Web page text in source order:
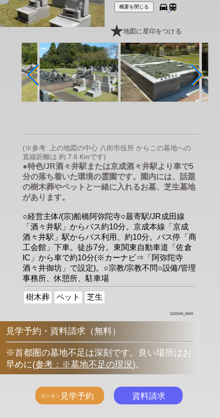
概要を閉じる
地図に星印をつける
(※参考: 上の地図の中心 八街市役所 からこの墓地への
直線距離は 約 7.6 Kmです)
●特色/JR酒々井駅または京成酒々井駅より車で5
分の落ち着いた環境の霊園です。園内には、話題
の樹木葬やペットと一緒に入れるお墓、芝生墓地
があります。
○経営主体/(宗)船橋阿弥陀寺○最寄駅/JR成田線
「酒々井駅」からバス約10分。京成本線「京成
酒々井駅」駅からバス利用、約10分。バス停「商
工会館」下車。徒歩7分。東関東自動車道「佐倉
IC」から車で約10分(※カーナビ⇒「阿弥陀寺
酒々井御坊」で設定)。○宗教/宗教不問○設備/管理
事務所、休憩所、駐車場
樹木葬 ペット 芝生
1120100_0003
見学予約・資料請求（無料）
※首都圏の墓地不足は深刻です。良い場所はお
早めに(参考：※墓地不足の現況)。